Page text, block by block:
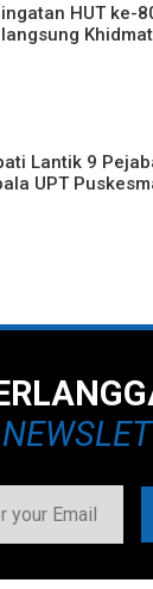
HUT ke-
Khidmat
Lantik 9
UPT